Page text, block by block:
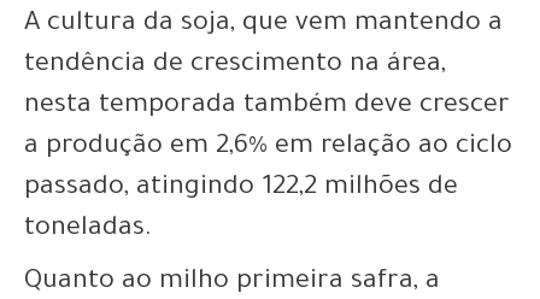
A cultura da soja, que vem mantendo a
tendência de crescimento na área,
nesta temporada também deve crescer
a produção em 2,6% em relação ao ciclo
passado, atingindo 122,2 milhões de
toneladas.
Quanto ao milho primeira safra, a